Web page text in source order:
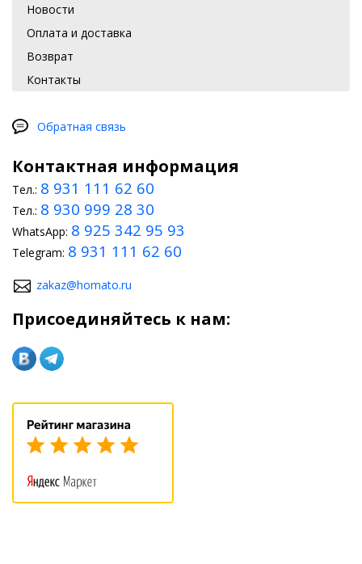
Новости
Оплата и доставка
Возврат
Контакты
Обратная связь
Контактная информация
Тел.: 8 931 111 62 60
Тел.: 8 930 999 28 30
WhatsApp: 8 925 342 95 93
Telegram: 8 931 111 62 60
zakaz@homato.ru
Присоединяйтесь к нам: